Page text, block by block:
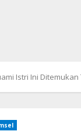
Istri Ini Ditemukan